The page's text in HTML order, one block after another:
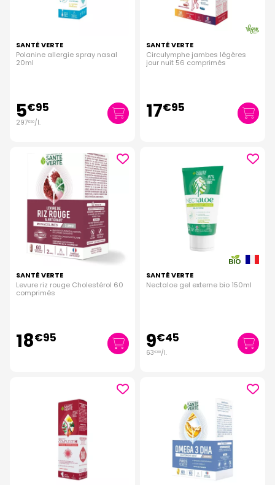
SANTÉ VERTE
Polanine allergie spray nasal
20ml
5€95
297€50/l.
SANTÉ VERTE
Circulymphe jambes légères
jour nuit 56 comprimés
17€95
SANTÉ VERTE
Levure riz rouge Cholestérol 60
comprimés
18€95
SANTÉ VERTE
Nectaloe gel externe bio 150ml
9€45
63€00/l.